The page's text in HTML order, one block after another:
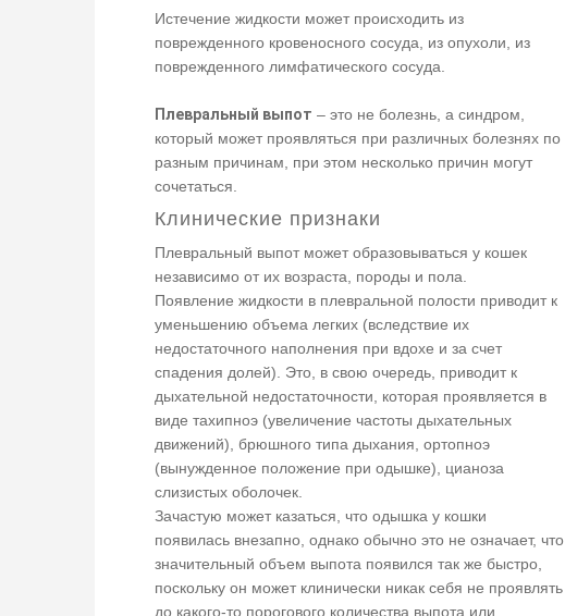
Истечение жидкости может происходить из
поврежденного кровеносного сосуда, из опухоли, из
поврежденного лимфатического сосуда.
Плевральный выпот – это не болезнь, а синдром,
который может проявляться при различных болезнях по
разным причинам, при этом несколько причин могут
сочетаться.
Клинические признаки
Плевральный выпот может образовываться у кошек
независимо от их возраста, породы и пола.
Появление жидкости в плевральной полости приводит к
уменьшению объема легких (вследствие их
недостаточного наполнения при вдохе и за счет
спадения долей). Это, в свою очередь, приводит к
дыхательной недостаточности, которая проявляется в
виде тахипноэ (увеличение частоты дыхательных
движений), брюшного типа дыхания, ортопноэ
(вынужденное положение при одышке), цианоза
слизистых оболочек.
Зачастую может казаться, что одышка у кошки
появилась внезапно, однако обычно это не означает, что
значительный объем выпота появился так же быстро,
поскольку он может клинически никак себя не проявлять
до какого-то порогового количества выпота или